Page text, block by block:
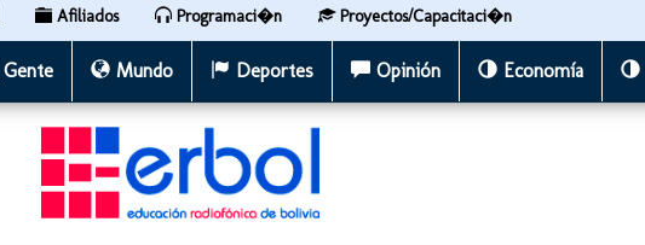
Afiliados Programaci�n Proyectos/Capacitaci�n
Gente Mundo Deportes Opinión Economía